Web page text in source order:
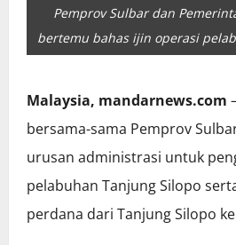
Pemprov Sulbar dan
bertemu bahas ijin operasi
Malaysia, mandarnews.com
bersama-sama Pemprov
urusan administrasi untuk
pelabuhan Tanjung Silopo
perdana dari Tanjung Silopo